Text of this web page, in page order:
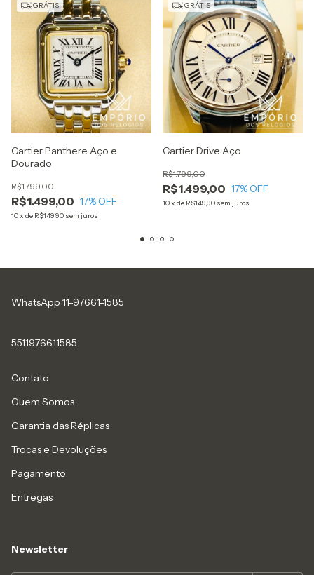
GRÁTIS
Cartier Panthere Aço e
Dourado
R$1.499,00
R$1.799,00
17% OFF
10x de R$149,90 sem juros
GRÁTIS
Cartier Drive Aço
R$1.499,00
R$1.799,00
17% OFF
10x de R$149,90 sem juros
WhatsApp 11-97661-1585
5511976611585
Contato
Quem Somos
Garantia das Réplicas
Trocas e Devoluções
Pagamento
Entregas
Newsletter